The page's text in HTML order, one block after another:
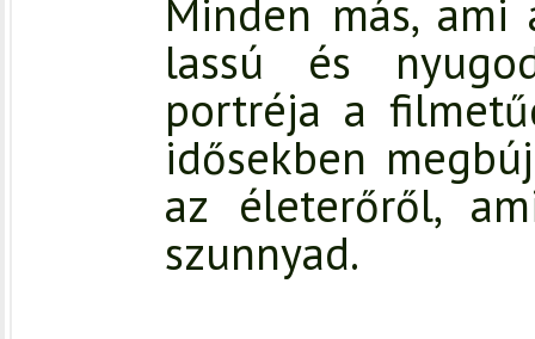
Minden más, ami
lassú és
portréja a
idősekben
az életerőről,
szunnyad.